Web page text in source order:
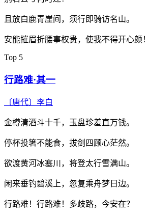
且放白鹿青崖间，须行即骑访名山。
安能摧眉折腰事权贵，使我不得开心颜！
Top 5
行路难·其一
〔唐代〕 李白
金樽清酒斗十千，玉盘珍羞直万钱。
停杯投箸不能食，拔剑四顾心茫然。
欲渡黄河冰塞川，将登太行雪满山。
闲来垂钓碧溪上，忽复乘舟梦日边。
行路难！行路难！多歧路，今安在？